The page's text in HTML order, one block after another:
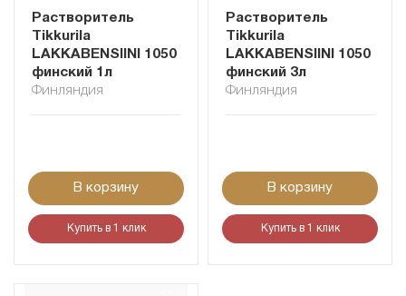
Растворитель
Tikkurila
LAKKABENSIINI 1050
финский 1л
Финляндия
В корзину
Купить в 1 клик
Растворитель
Tikkurila
LAKKABENSIINI 1050
финский 3л
Финляндия
В корзину
Купить в 1 клик